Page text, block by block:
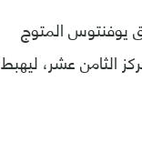
الفارق مع فريق يوفنتوس المتوج
رصيد فريق كروتوني عند 35 نقطة في المركز الثامن عشر، ليهبط